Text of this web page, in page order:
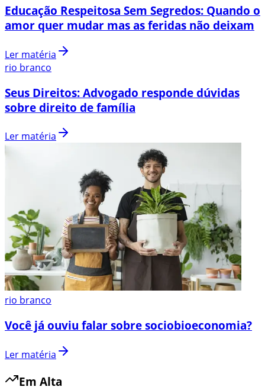
Educação Respeitosa Sem Segredos: Quando o
amor quer mudar mas as feridas não deixam
Ler matéria
rio branco
Seus Direitos: Advogado responde dúvidas
sobre direito de família
Ler matéria
rio branco
Você já ouviu falar sobre sociobioeconomia?
Ler matéria
Em Alta